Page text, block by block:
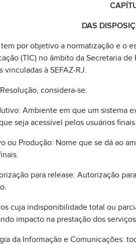
DAS
tem por objetivo a normatização e o
(TIC) no âmbito da Secretaria
à SEFAZ-RJ.
considera-se:
Ambiente em que um sistema
seja acessível pelos usuários finais.
ou Produção: Nome que se dá ao
para release: Autorização
cuja indisponibilidade total ou
impacto na prestação dos
da Informação e Comunicações: